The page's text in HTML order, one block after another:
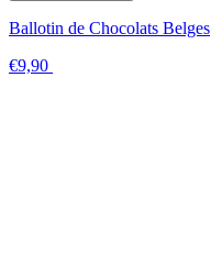
Ballotin de Chocolats Belges
€9,90